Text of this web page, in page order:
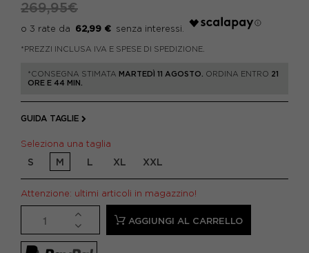
269,95€
62,99 €
*PREZZI INCLUSA IVA E SPESE DI SPEDIZIONE.
*CONSEGNA STIMATA MARTEDÌ 11 AGOSTO. ORDINA ENTRO 21
ORE E 44 MIN.
GUIDA TAGLIE
Seleziona una taglia
S M L XL XXL
Attenzione: ultimi articoli in magazzino!
AGGIUNGI AL CARRELLO